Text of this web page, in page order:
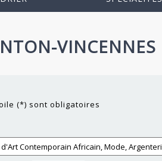
VINCENNES
(*) sont obligatoires